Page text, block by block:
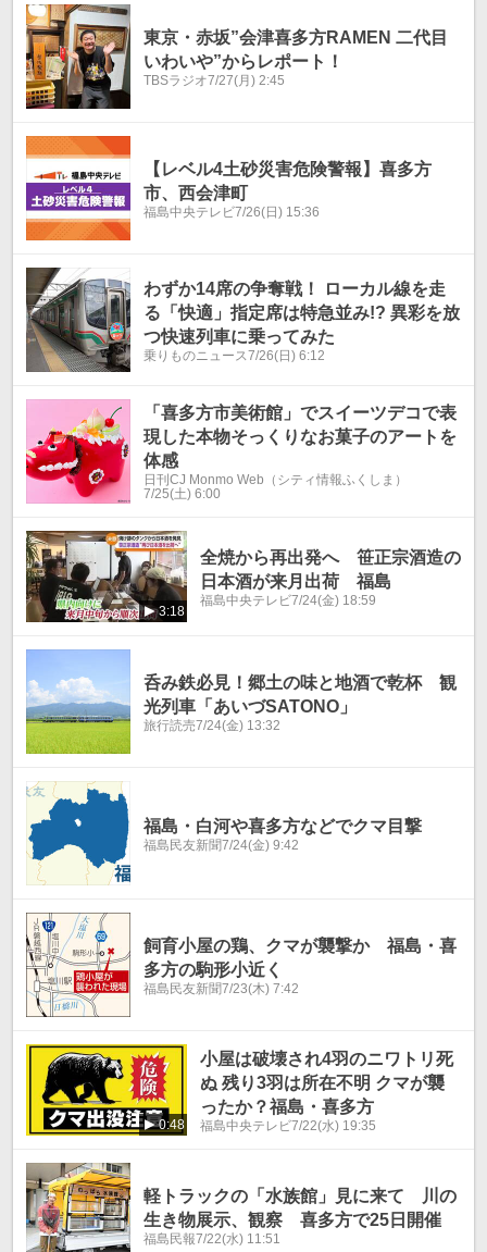
東京・赤坂”会津喜多方RAMEN 二代目
いわいや”からレポート！
TBSラジオ7/27(月) 2:45
【レベル4土砂災害危険警報】喜多方
市、西会津町
福島中央テレビ7/26(日) 15:36
わずか14席の争奪戦！ ローカル線を走
る「快適」指定席は特急並み!? 異彩を放
つ快速列車に乗ってみた
乗りものニュース7/26(日) 6:12
「喜多方市美術館」でスイーツデコで表
現した本物そっくりなお菓子のアートを
体感
日刊CJ Monmo Web（シティ情報ふくしま）
7/25(土) 6:00
3:18
全焼から再出発へ 笹正宗酒造の
日本酒が来月出荷 福島
福島中央テレビ7/24(金) 18:59
呑み鉄必見！郷土の味と地酒で乾杯 観
光列車「あいづSATONO」
旅行読売7/24(金) 13:32
福島・白河や喜多方などでクマ目撃
福島民友新聞7/24(金) 9:42
飼育小屋の鶏、クマが襲撃か 福島・喜
多方の駒形小近く
福島民友新聞7/23(木) 7:42
0:48
小屋は破壊され4羽のニワトリ死
ぬ 残り3羽は所在不明 クマが襲
ったか？福島・喜多方
福島中央テレビ7/22(水) 19:35
軽トラックの「水族館」見に来て 川の
生き物展示、観察 喜多方で25日開催
福島民報7/22(水) 11:51